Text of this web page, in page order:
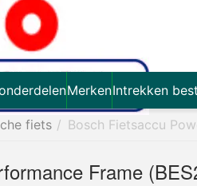
MerkenIntrekken
fiets / Bosch Fietsaccu
Frame